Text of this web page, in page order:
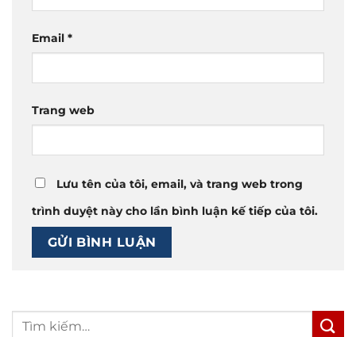
Email *
Trang web
Lưu tên của tôi, email, và trang web trong
trình duyệt này cho lần bình luận kế tiếp của tôi.